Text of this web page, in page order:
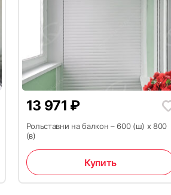
13 971 ₽
Рольставни на балкон – 600 (ш) x 800
(в)
Купить